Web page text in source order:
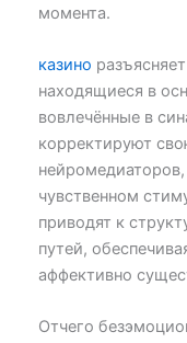
момента.
казино
находящиеся в
вовлечённые в
корректируют
чувственном
приводят к
путей,
аффективно
Отчего